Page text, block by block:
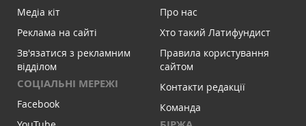
Медіа кіт
Реклама на сайті
Зв'язатися з рекламним
відділом
СОЦІАЛЬНІ МЕРЕЖІ
Facebook
Про нас
Хто такий Латифундист
Правила користування
сайтом
Контакти редакції
Команда